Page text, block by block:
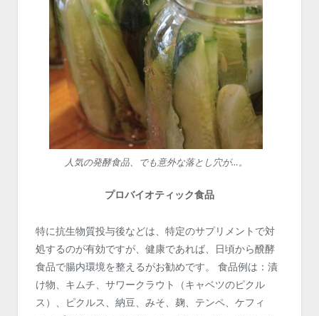
人気の発酵食品、でも意外な落とし穴が…。
プロバイオティック食品
特に抗生物質投与後などは、特定のサプリメントで対
処するのが有効ですが、健康であれば、日頃から醗酵
食品で腸内環境を整えるがお勧めです。 食品例は：漬
け物、キムチ、サワークラウト（キャベツのピクル
ス）、ピクルス、納豆、みそ、麹、テンペ、ケフィ